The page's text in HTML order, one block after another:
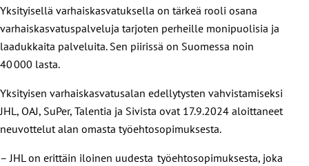
Yksityisellä varhaiskasvatuksella on tärkeä rooli osana
varhaiskasvatuspalveluja tarjoten perheille monipuolisia ja
laadukkaita palveluita. Sen piirissä on Suomessa noin
40 000 lasta.
Yksityisen varhaiskasvatusalan edellytysten vahvistamiseksi
JHL, OAJ, SuPer, Talentia ja Sivista ovat 17.9.2024 aloittaneet
neuvottelut alan omasta työehtosopimuksesta.
– JHL on erittäin iloinen uudesta työehtosopimuksesta, joka